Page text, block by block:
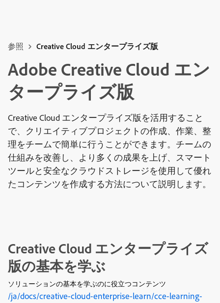
参照 Creative Cloud エンタープライズ版
Adobe Creative Cloud エン
タープライズ版
Creative Cloud エンタープライズ版を活用すること
で、クリエイティブプロジェクトの作成、作業、整
理をチームで簡単に行うことができます。チームの
仕組みを改善し、より多くの成果を上げ、スマート
ツールと安全なクラウドストレージを使用して優れ
たコンテンツを作成する方法について説明します。
Creative Cloud エンタープライズ
版の基本を学ぶ
ソリューションの基本を学ぶのに役立つコンテンツ
/ja/docs/creative-cloud-enterprise-learn/cce-learning-